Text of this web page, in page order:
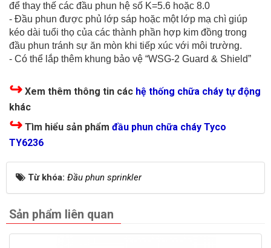
để thay thế các đầu phun hệ số K=5.6 hoặc 8.0
- Đầu phun được phủ lớp sáp hoặc một lớp mạ chì giúp
kéo dài tuổi thọ của các thành phần hợp kim đồng trong
đầu phun tránh sự ăn mòn khi tiếp xúc với môi trường.
- Có thể lắp thêm khung bảo vệ “WSG-2 Guard & Shield”
↪ Xem thêm thông tin các hệ thống chữa cháy tự động
khác
↪ Tìm hiểu sản phẩm đầu phun chữa cháy Tyco
TY6236
Từ khóa: Đầu phun sprinkler
Sản phẩm liên quan